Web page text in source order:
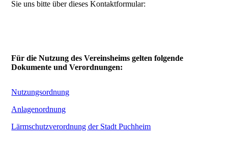
Sie uns bitte über dieses Kontaktformular:
Für die Nutzung des Vereinsheims gelten folgende
Dokumente und Verordnungen:
Nutzungsordnung
Anlagenordnung
Lärmschutzverordnung der Stadt Puchheim